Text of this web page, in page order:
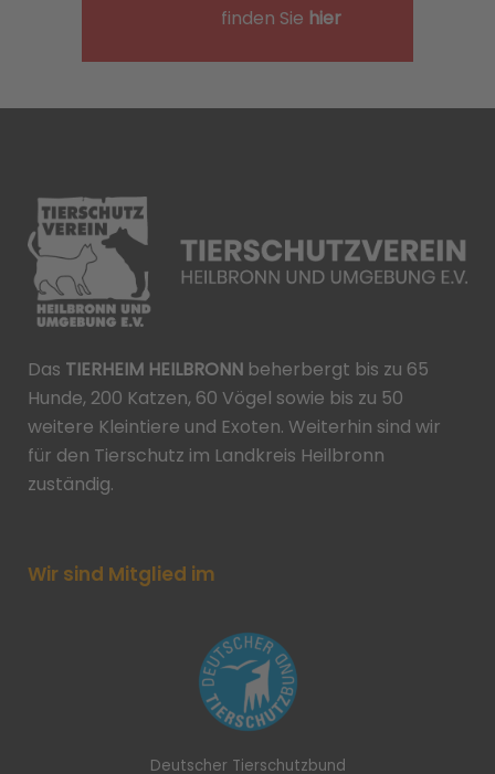
finden Sie hier
Das TIERHEIM HEILBRONN beherbergt bis zu 65
Hunde, 200 Katzen, 60 Vögel sowie bis zu 50
weitere Kleintiere und Exoten. Weiterhin sind wir
für den Tierschutz im Landkreis Heilbronn
zuständig.
Wir sind Mitglied im
Deutscher Tierschutzbund